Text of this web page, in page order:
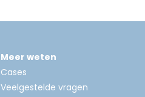
Meer weten
Cases
Veelgestelde vragen